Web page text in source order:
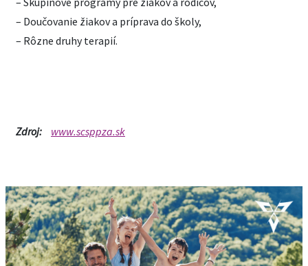
– Doučovanie žiakov a príprava do školy,
– Rôzne druhy terapií.
Zdroj: www.scsppza.sk